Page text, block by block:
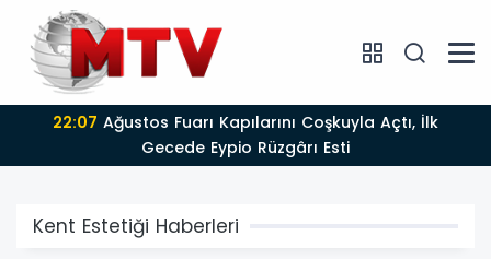
22:07
Gecede Eypio Rüzgârı Esti
Kent Estetiği Haberleri